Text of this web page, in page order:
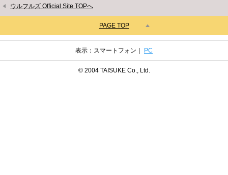
ウルフルズ Official Site TOPへ
PAGE TOP
表示：スマートフォン｜ PC
© 2004 TAISUKE Co., Ltd.